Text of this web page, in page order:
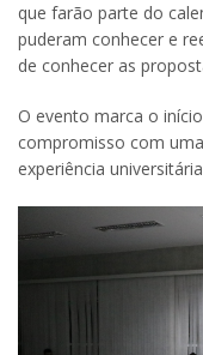
que farão parte do
puderam conhecer e
de conhecer as
O evento marca o
compromisso com
experiência